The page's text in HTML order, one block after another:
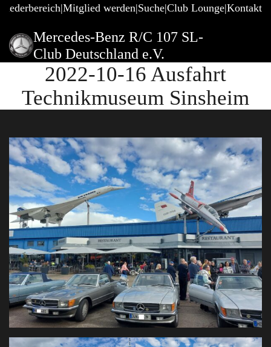
Mitglied werden Suche Club Lounge Kontakt
Mercedes-Benz R/C 107 SL-
Club Deutschland e.V.
2022-10-16 Ausfahrt
Technikmuseum Sinsheim